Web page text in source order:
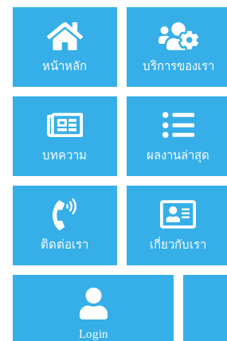
หน้าหลัก บริการของเรา
บทความ ผลงานล่าสุด
ติดต่อเรา เกี่ยวกับเรา
Login